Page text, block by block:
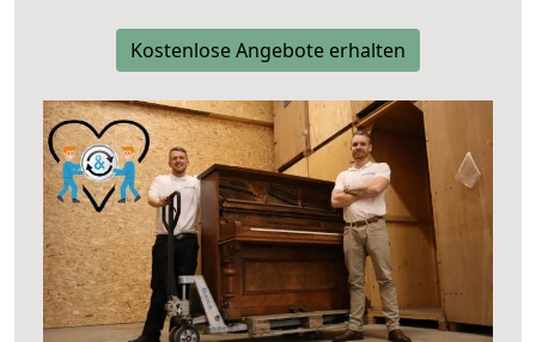
Kostenlose Angebote erhalten